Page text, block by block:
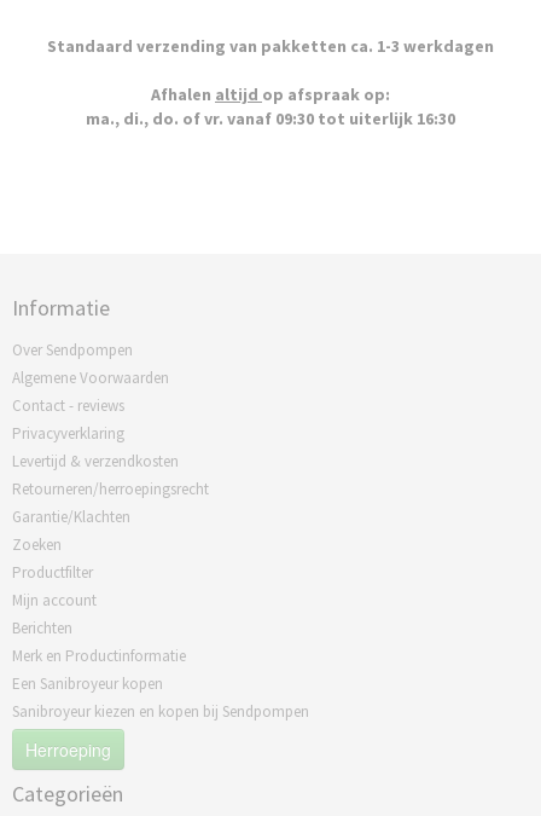
Standaard verzending van pakketten ca. 1-3 werkdagen
Afhalen altijd op afspraak op:
ma., di., do. of vr. vanaf 09:30 tot uiterlijk 16:30
Informatie
Over Sendpompen
Algemene Voorwaarden
Contact - reviews
Privacyverklaring
Levertijd & verzendkosten
Retourneren/herroepingsrecht
Garantie/Klachten
Zoeken
Productfilter
Mijn account
Berichten
Merk en Productinformatie
Een Sanibroyeur kopen
Sanibroyeur kiezen en kopen bij Sendpompen
Herroeping
Categorieën